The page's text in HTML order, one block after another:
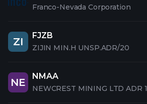
Franco-Nevada Corporation
ZI
FJZB
ZIJIN MIN.H UNSP.ADR/20
NE
NMAA
NEWCREST MINING LTD ADR 1